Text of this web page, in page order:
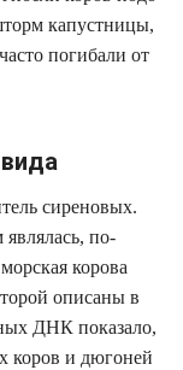
капустницы,
погибали от
сиреновых.
по-
корова
описаны в
ДНК показало,
коров и дюгоней